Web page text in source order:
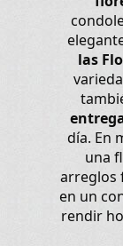
las
día. En
una
arreglos
en un
rendir